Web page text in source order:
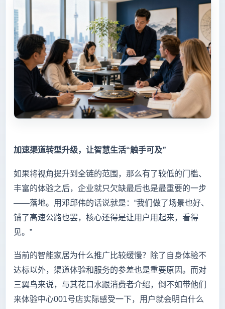
加速渠道转型升级，让智慧生活“触手可及”
如果将视角提升到全链的范围，那么有了较低的门槛、
丰富的体验之后，企业就只欠缺最后也是最重要的一步
——落地。用邓邱伟的话说就是：“我们做了场景也好、
铺了高速公路也罢，核心还得是让用户用起来，看得
见。”
当前的智能家居为什么推广比较缓慢？除了自身体验不
达标以外，渠道体验和服务的参差也是重要原因。而对
三翼鸟来说，与其花口水跟消费者介绍，倒不如带他们
来体验中心001号店实际感受一下，用户就会明白什么